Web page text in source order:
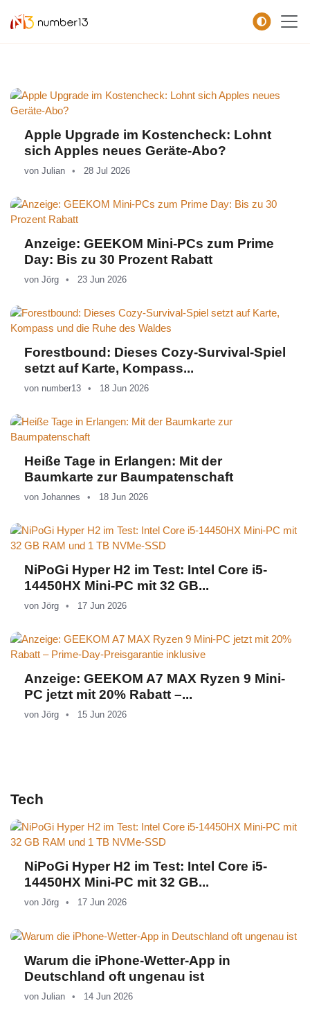
Apple Upgrade im Kostencheck: Lohnt
sich Apples neues Geräte-Abo?
von Julian 28 Jul 2026
Anzeige: GEEKOM Mini-PCs zum Prime
Day: Bis zu 30 Prozent Rabatt
von Jörg 23 Jun 2026
Forestbound: Dieses Cozy-Survival-Spiel
setzt auf Karte, Kompass...
von number13 18 Jun 2026
Heiße Tage in Erlangen: Mit der
Baumkarte zur Baumpatenschaft
von Johannes 18 Jun 2026
NiPoGi Hyper H2 im Test: Intel Core i5-
14450HX Mini-PC mit 32 GB...
von Jörg 17 Jun 2026
Anzeige: GEEKOM A7 MAX Ryzen 9 Mini-
PC jetzt mit 20% Rabatt –...
von Jörg 15 Jun 2026
Tech
NiPoGi Hyper H2 im Test: Intel Core i5-
14450HX Mini-PC mit 32 GB...
von Jörg 17 Jun 2026
Warum die iPhone-Wetter-App in
Deutschland oft ungenau ist
von Julian 14 Jun 2026